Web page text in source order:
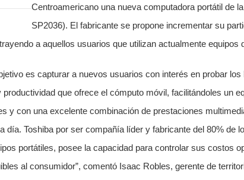
Centroamericano una nueva computadora portátil de
SP2036). El fabricante se propone incrementar su
a aquellos usuarios que utilizan actualmente equipos
es capturar a nuevos usuarios con interés en probar los
productividad que ofrece el cómputo móvil, facilitándoles un
y con una excelente combinación de prestaciones
día. Toshiba por ser compañía líder y fabricante del 80% de
portátiles, posee la capacidad para controlar sus costos
al consumidor”, comentó Isaac Robles, gerente de